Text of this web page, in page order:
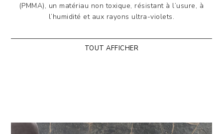
(PMMA), un matériau non toxique, résistant à l’usure, à
l’humidité et aux rayons ultra-violets.
La table Shangai Limited Edition est proposée avec des
plateaux de différentes dimensions, de forme
12/15 mm, avec un collage spécial verre/acier pour les
TOUT AFFICHER